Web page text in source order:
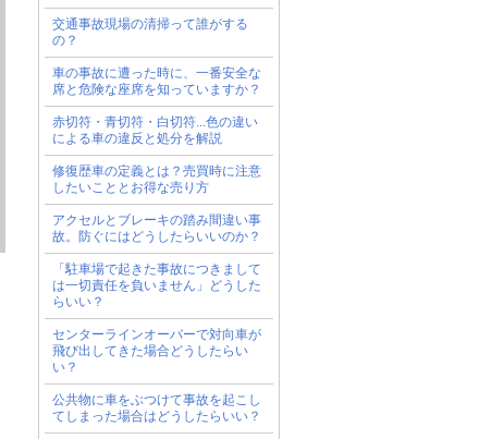
交通事故現場の清掃って誰がする
の？
車の事故に遭った時に、一番安全な
席と危険な座席を知っていますか？
赤切符・青切符・白切符...色の違い
による車の違反と処分を解説
修復歴車の定義とは？売買時に注意
したいこととお得な売り方
アクセルとブレーキの踏み間違い事
故。防ぐにはどうしたらいいのか？
「駐車場で起きた事故につきまして
は一切責任を負いません」どうした
らいい？
センターラインオーバーで対向車が
飛び出してきた場合どうしたらい
い？
公共物に車をぶつけて事故を起こし
てしまった場合はどうしたらいい？